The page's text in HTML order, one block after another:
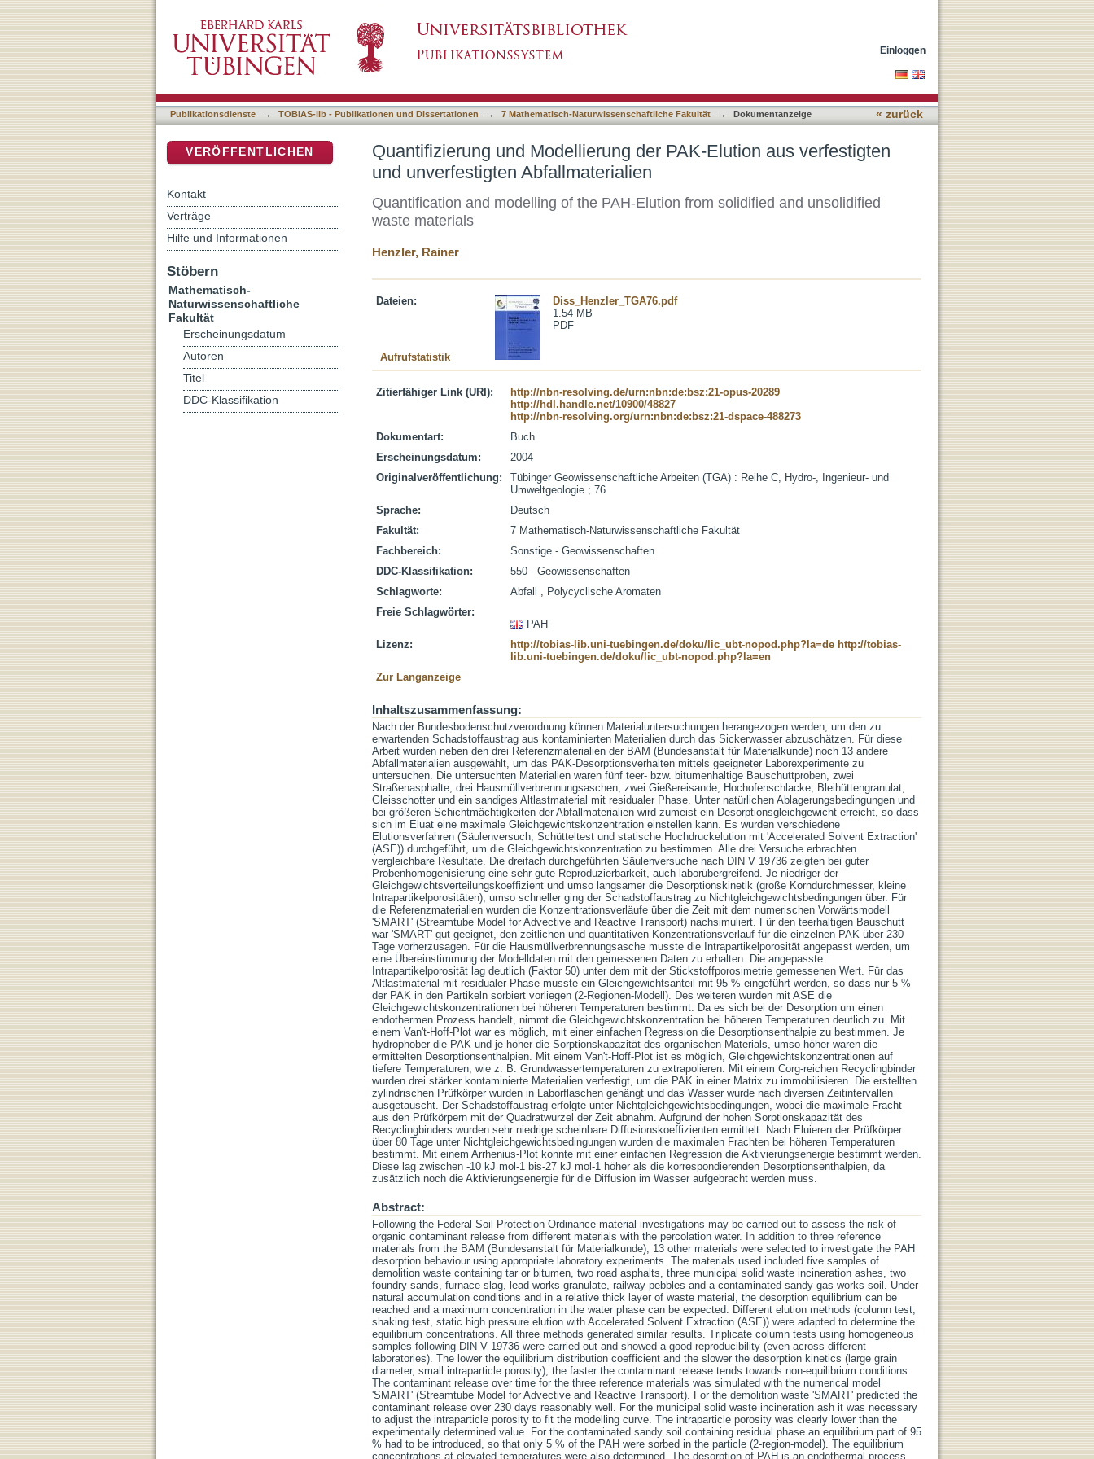
Abfallmaterialien
Einloggen
Publikationsdienste → TOBIAS-lib - Publikationen und Dissertationen → 7 Mathematisch-Naturwissenschaftliche Fakultät → Dokumentanzeige « zurück
Quantifizierung und Modellierung der PAK-Elution aus verfestigten
und unverfestigten Abfallmaterialien
Quantification and modelling of the PAH-Elution from solidified and unsolidified
waste materials
Henzler, Rainer
Dateien:
Diss_Henzler_TGA76.pdf
1.54 MB
PDF
Aufrufstatistik
Zitierfähiger Link (URI):
http://nbn-resolving.de/urn:nbn:de:bsz:21-opus-20289
http://hdl.handle.net/10900/48827
http://nbn-resolving.org/urn:nbn:de:bsz:21-dspace-488273
Dokumentart:
Buch
Erscheinungsdatum:
2004
Originalveröffentlichung:
Tübinger Geowissenschaftliche Arbeiten (TGA) : Reihe C, Hydro-, Ingenieur- und
Umweltgeologie ; 76
Sprache:
Deutsch
Fakultät:
7 Mathematisch-Naturwissenschaftliche Fakultät
Fachbereich:
Sonstige - Geowissenschaften
DDC-Klassifikation:
550 - Geowissenschaften
Schlagworte:
Abfall , Polycyclische Aromaten
Freie Schlagwörter:
PAH
Lizenz:
http://tobias-lib.uni-tuebingen.de/doku/lic_ubt-nopod.php?la=de http://tobias-
lib.uni-tuebingen.de/doku/lic_ubt-nopod.php?la=en
Zur Langanzeige
Inhaltszusammenfassung:
Nach der Bundesbodenschutzverordnung können Materialuntersuchungen herangezogen werden, um den zu
erwartenden Schadstoffaustrag aus kontaminierten Materialien durch das Sickerwasser abzuschätzen. Für diese
Arbeit wurden neben den drei Referenzmaterialien der BAM (Bundesanstalt für Materialkunde) noch 13 andere
Abfallmaterialien ausgewählt, um das PAK-Desorptionsverhalten mittels geeigneter Laborexperimente zu
untersuchen. Die untersuchten Materialien waren fünf teer- bzw. bitumenhaltige Bauschuttproben, zwei
Straßenasphalte, drei Hausmüllverbrennungsaschen, zwei Gießereisande, Hochofenschlacke, Bleihüttengranulat,
Gleisschotter und ein sandiges Altlastmaterial mit residualer Phase. Unter natürlichen Ablagerungsbedingungen und
bei größeren Schichtmächtigkeiten der Abfallmaterialien wird zumeist ein Desorptionsgleichgewicht erreicht, so dass
sich im Eluat eine maximale Gleichgewichtskonzentration einstellen kann. Es wurden verschiedene
Elutionsverfahren (Säulenversuch, Schütteltest und statische Hochdruckelution mit 'Accelerated Solvent Extraction'
(ASE)) durchgeführt, um die Gleichgewichtskonzentration zu bestimmen. Alle drei Versuche erbrachten
vergleichbare Resultate. Die dreifach durchgeführten Säulenversuche nach DIN V 19736 zeigten bei guter
Probenhomogenisierung eine sehr gute Reproduzierbarkeit, auch laborübergreifend. Je niedriger der
Gleichgewichtsverteilungskoeffizient und umso langsamer die Desorptionskinetik (große Korndurchmesser, kleine
Intrapartikelporositäten), umso schneller ging der Schadstoffaustrag zu Nichtgleichgewichtsbedingungen über. Für
die Referenzmaterialien wurden die Konzentrationsverläufe über die Zeit mit dem numerischen Vorwärtsmodell
'SMART' (Streamtube Model for Advective and Reactive Transport) nachsimuliert. Für den teerhaltigen Bauschutt
war 'SMART' gut geeignet, den zeitlichen und quantitativen Konzentrationsverlauf für die einzelnen PAK über 230
Tage vorherzusagen. Für die Hausmüllverbrennungsasche musste die Intrapartikelporosität angepasst werden, um
eine Übereinstimmung der Modelldaten mit den gemessenen Daten zu erhalten. Die angepasste
Intrapartikelporosität lag deutlich (Faktor 50) unter dem mit der Stickstoffporosimetrie gemessenen Wert. Für das
Altlastmaterial mit residualer Phase musste ein Gleichgewichtsanteil mit 95 % eingeführt werden, so dass nur 5 %
der PAK in den Partikeln sorbiert vorliegen (2-Regionen-Modell). Des weiteren wurden mit ASE die
Gleichgewichtskonzentrationen bei höheren Temperaturen bestimmt. Da es sich bei der Desorption um einen
endothermen Prozess handelt, nimmt die Gleichgewichtskonzentration bei höheren Temperaturen deutlich zu. Mit
einem Van't-Hoff-Plot war es möglich, mit einer einfachen Regression die Desorptionsenthalpie zu bestimmen. Je
hydrophober die PAK und je höher die Sorptionskapazität des organischen Materials, umso höher waren die
ermittelten Desorptionsenthalpien. Mit einem Van't-Hoff-Plot ist es möglich, Gleichgewichtskonzentrationen auf
tiefere Temperaturen, wie z. B. Grundwassertemperaturen zu extrapolieren. Mit einem Corg-reichen Recyclingbinder
wurden drei stärker kontaminierte Materialien verfestigt, um die PAK in einer Matrix zu immobilisieren. Die erstellten
zylindrischen Prüfkörper wurden in Laborflaschen gehängt und das Wasser wurde nach diversen Zeitintervallen
ausgetauscht. Der Schadstoffaustrag erfolgte unter Nichtgleichgewichtsbedingungen, wobei die maximale Fracht
aus den Prüfkörpern mit der Quadratwurzel der Zeit abnahm. Aufgrund der hohen Sorptionskapazität des
Recyclingbinders wurden sehr niedrige scheinbare Diffusionskoeffizienten ermittelt. Nach Eluieren der Prüfkörper
über 80 Tage unter Nichtgleichgewichtsbedingungen wurden die maximalen Frachten bei höheren Temperaturen
bestimmt. Mit einem Arrhenius-Plot konnte mit einer einfachen Regression die Aktivierungsenergie bestimmt werden.
Diese lag zwischen -10 kJ mol-1 bis-27 kJ mol-1 höher als die korrespondierenden Desorptionsenthalpien, da
zusätzlich noch die Aktivierungsenergie für die Diffusion im Wasser aufgebracht werden muss.
Abstract:
Following the Federal Soil Protection Ordinance material investigations may be carried out to assess the risk of
organic contaminant release from different materials with the percolation water. In addition to three reference
materials from the BAM (Bundesanstalt für Materialkunde), 13 other materials were selected to investigate the PAH
desorption behaviour using appropriate laboratory experiments. The materials used included five samples of
demolition waste containing tar or bitumen, two road asphalts, three municipal solid waste incineration ashes, two
foundry sands, furnace slag, lead works granulate, railway pebbles and a contaminated sandy gas works soil. Under
natural accumulation conditions and in a relative thick layer of waste material, the desorption equilibrium can be
reached and a maximum concentration in the water phase can be expected. Different elution methods (column test,
shaking test, static high pressure elution with Accelerated Solvent Extraction (ASE)) were adapted to determine the
equilibrium concentrations. All three methods generated similar results. Triplicate column tests using homogeneous
samples following DIN V 19736 were carried out and showed a good reproducibility (even across different
laboratories). The lower the equilibrium distribution coefficient and the slower the desorption kinetics (large grain
diameter, small intraparticle porosity), the faster the contaminant release tends towards non-equilibrium conditions.
The contaminant release over time for the three reference materials was simulated with the numerical model
'SMART' (Streamtube Model for Advective and Reactive Transport). For the demolition waste 'SMART' predicted the
contaminant release over 230 days reasonably well. For the municipal solid waste incineration ash it was necessary
to adjust the intraparticle porosity to fit the modelling curve. The intraparticle porosity was clearly lower than the
experimentally determined value. For the contaminated sandy soil containing residual phase an equilibrium part of 95
% had to be introduced, so that only 5 % of the PAH were sorbed in the particle (2-region-model). The equilibrium
concentrations at elevated temperatures were also determined. The desorption of PAH is an endothermal process
VERÖFFENTLICHEN
Kontakt
Verträge
Hilfe und Informationen
Stöbern
Mathematisch-
Naturwissenschaftliche
Fakultät
Erscheinungsdatum
Autoren
Titel
DDC-Klassifikation